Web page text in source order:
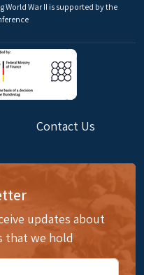
World War II is supported by the
Contact Us
updates about
that we hold